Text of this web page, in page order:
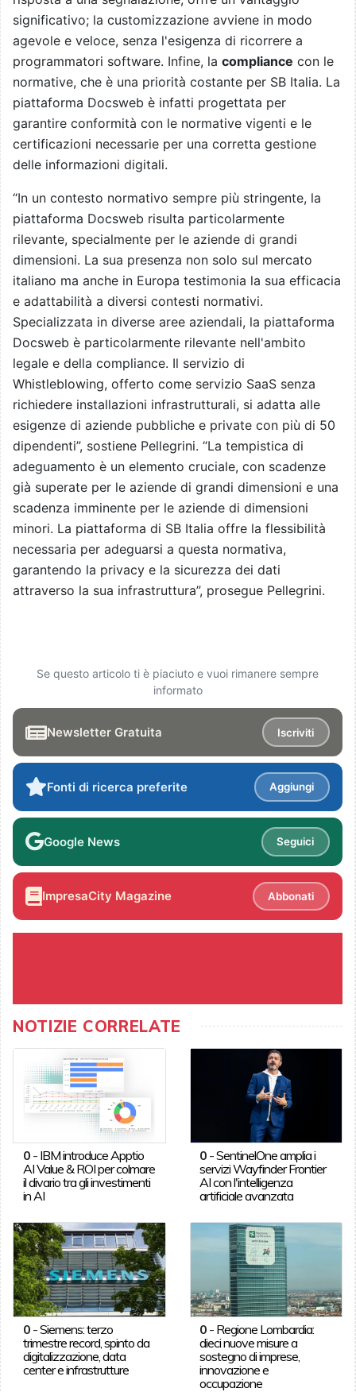
significativo; la customizzazione avviene in modo
agevole e veloce, senza l'esigenza di ricorrere a
programmatori software. Infine, la compliance con le
normative, che è una priorità costante per SB Italia. La
piattaforma Docsweb è infatti progettata per
garantire conformità con le normative vigenti e le
certificazioni necessarie per una corretta gestione
delle informazioni digitali.
“In un contesto normativo sempre più stringente, la
piattaforma Docsweb risulta particolarmente
rilevante, specialmente per le aziende di grandi
dimensioni. La sua presenza non solo sul mercato
italiano ma anche in Europa testimonia la sua efficacia
e adattabilità a diversi contesti normativi.
Specializzata in diverse aree aziendali, la piattaforma
Docsweb è particolarmente rilevante nell'ambito
legale e della compliance. Il servizio di
Whistleblowing, offerto come servizio SaaS senza
richiedere installazioni infrastrutturali, si adatta alle
esigenze di aziende pubbliche e private con più di 50
dipendenti”, sostiene Pellegrini. “La tempistica di
adeguamento è un elemento cruciale, con scadenze
già superate per le aziende di grandi dimensioni e una
scadenza imminente per le aziende di dimensioni
minori. La piattaforma di SB Italia offre la flessibilità
necessaria per adeguarsi a questa normativa,
garantendo la privacy e la sicurezza dei dati
attraverso la sua infrastruttura”, prosegue Pellegrini.
Se questo articolo ti è piaciuto e vuoi rimanere sempre
informato
Newsletter Gratuita Iscriviti
Fonti di ricerca preferite Aggiungi
Google News Seguici
ImpresaCity Magazine Abbonati
NOTIZIE CORRELATE
0- IBM introduce Apptio
AI Value & ROI per colmare
il divario tra gli investimenti
in AI
0 -SentinelOne amplia i
servizi Wayfinder Frontier
AI con l'intelligenza
artificiale avanzata
0-Siemens: terzo
trimestre record, spinto da
digitalizzazione, data
center e infrastrutture
0 - Regione Lombardia:
dieci nuove misure a
sostegno di imprese,
innovazione e
occupazione